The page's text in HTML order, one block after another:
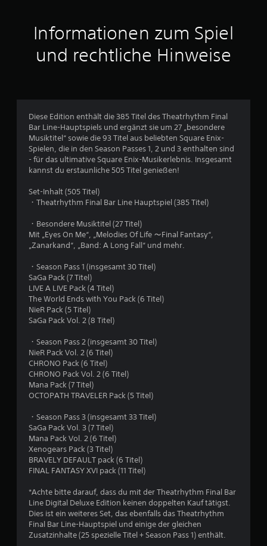
t
t
c
h
e
o
n
5
Informationen zum Spiel
und rechtliche Hinweise
Diese Edition enthält die 385 Titel des Theatrhythm Final
Bar Line-Hauptspiels und ergänzt sie um 27 „besondere
Musiktitel“ sowie die 93 Titel aus beliebten Square Enix-
Spielen, die in den Season Passes 1, 2 und 3 enthalten sind
- für das ultimative Square Enix-Musikerlebnis. Insgesamt
kannst du erstaunliche 505 Titel genießen!
Set-Inhalt (505 Titel)
・Theatrhythm Final Bar Line Hauptspiel (385 Titel)
・Besondere Musiktitel (27 Titel)
Mit „Eyes On Me“, „Melodies Of Life ～Final Fantasy“,
„Zanarkand“, „Band: A Long Fall“ und mehr.
・Season Pass 1 (insgesamt 30 Titel)
SaGa Pack (7 Titel)
LIVE A LIVE Pack (4 Titel)
The World Ends with You Pack (6 Titel)
NieR Pack (5 Titel)
SaGa Pack Vol. 2 (8 Titel)
・Season Pass 2 (insgesamt 30 Titel)
NieR Pack Vol. 2 (6 Titel)
CHRONO Pack (6 Titel)
CHRONO Pack Vol. 2 (6 Titel)
Mana Pack (7 Titel)
OCTOPATH TRAVELER Pack (5 Titel)
・Season Pass 3 (insgesamt 33 Titel)
SaGa Pack Vol. 3 (7 Titel)
Mana Pack Vol. 2 (6 Titel)
Xenogears Pack (3 Titel)
BRAVELY DEFAULT pack (6 Titel)
FINAL FANTASY XVI pack (11 Titel)
*Achte bitte darauf, dass du mit der Theatrhythm Final Bar
Line Digital Deluxe Edition keinen doppelten Kauf tätigst.
Dies ist ein weiteres Set, das ebenfalls das Theatrhythm
Final Bar Line-Hauptspiel und einige der gleichen
Zusatzinhalte (25 spezielle Titel + Season Pass 1) enthält.